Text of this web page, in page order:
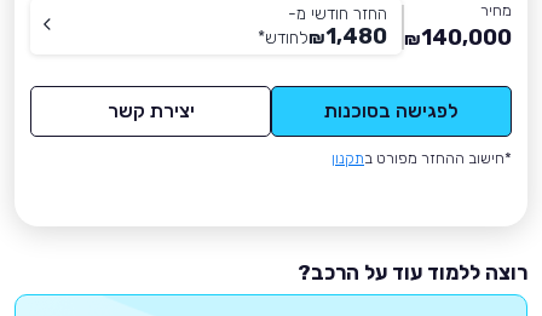
מחיר
140,000
₪
החזר חודשי מ-
1,480
₪לחודש*
לפגישה בסוכנות יצירת קשר
*חישוב ההחזר מפורט בתקנון
רוצה ללמוד עוד על הרכב?